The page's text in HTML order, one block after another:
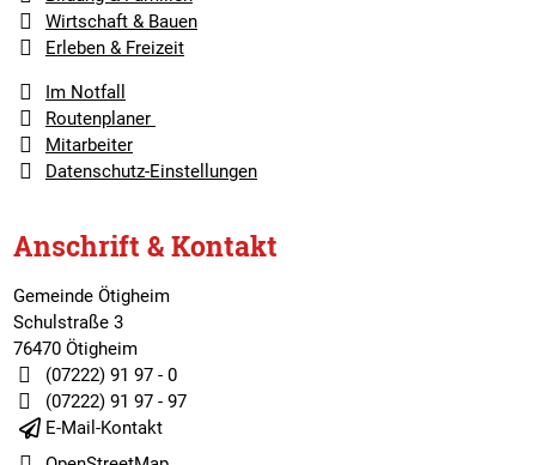
Wirtschaft & Bauen
Erleben & Freizeit
Im Notfall
Routenplaner
Mitarbeiter
Datenschutz-Einstellungen
Anschrift & Kontakt
Gemeinde Ötigheim
Schulstraße 3
76470 Ötigheim
(07222) 91 97 - 0
(07222) 91 97 - 97
E-Mail-Kontakt